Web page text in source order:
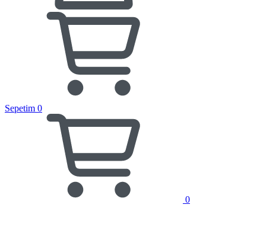
Sepetim 0
0